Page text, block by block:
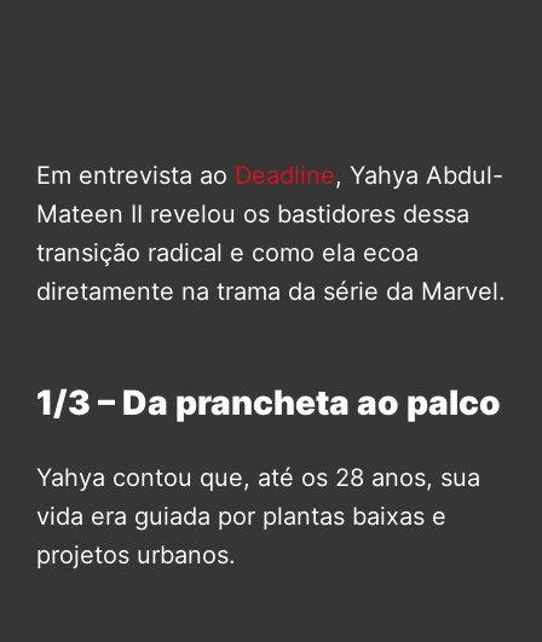
Em entrevista ao Deadline, Yahya Abdul-
Mateen II revelou os bastidores dessa
transição radical e como ela ecoa
diretamente na trama da série da Marvel.
1/3 – Da prancheta ao palco
Yahya contou que, até os 28 anos, sua
vida era guiada por plantas baixas e
projetos urbanos.